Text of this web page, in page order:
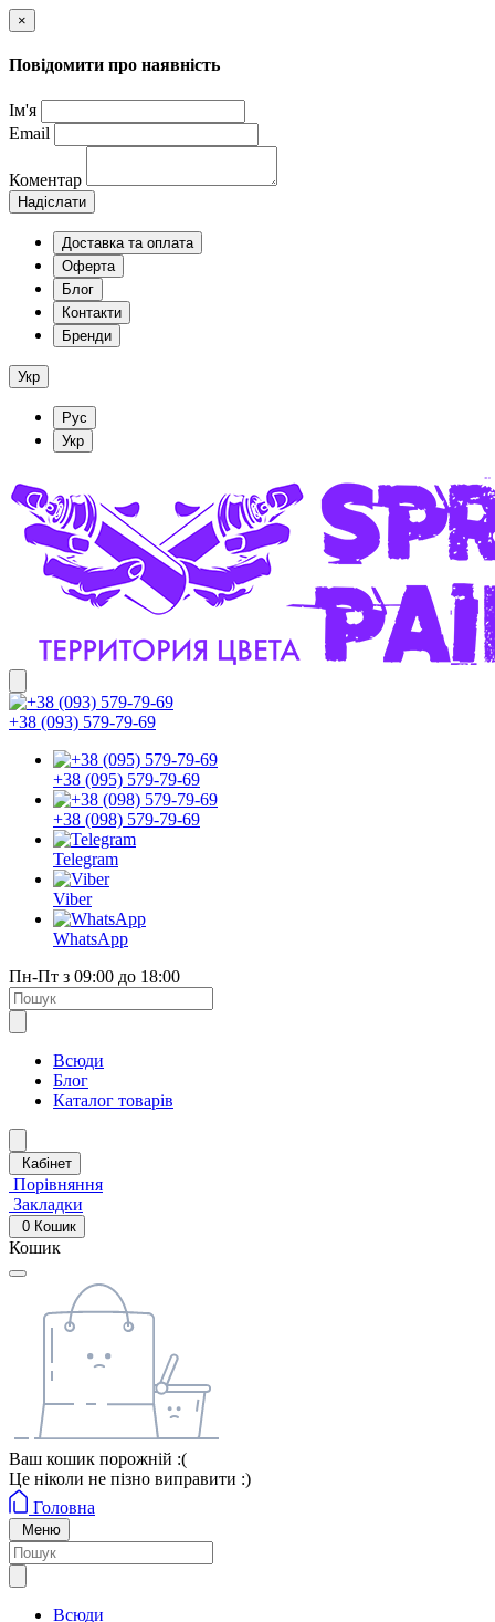
×
Повідомити про наявність
Ім'я
Email
Коментар
Надіслати
Доставка та оплата
Оферта
Блог
Контакти
Бренди
Укр
Рус
Укр
+38 (093) 579-79-69
+38 (095) 579-79-69
+38 (098) 579-79-69
Telegram
Viber
WhatsApp
Пн-Пт з 09:00 до 18:00
Всюди
Блог
Каталог товарів
Кабінет
Порівняння
Закладки
0 Кошик
Кошик
Ваш кошик порожній :(
Це ніколи не пізно виправити :)
Головна
Меню
Всюди